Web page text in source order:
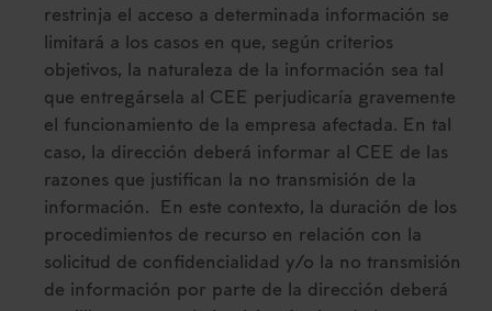
restrinja el acceso a determinada información se
limitará a los casos en que, según criterios
objetivos, la naturaleza de la información sea tal
que entregársela al CEE perjudicaría gravemente
el funcionamiento de la empresa afectada. En tal
caso, la dirección deberá informar al CEE de las
razones que justifican la no transmisión de la
información. En este contexto, la duración de los
procedimientos de recurso en relación con la
solicitud de confidencialidad y/o la no transmisión
de información por parte de la dirección deberá